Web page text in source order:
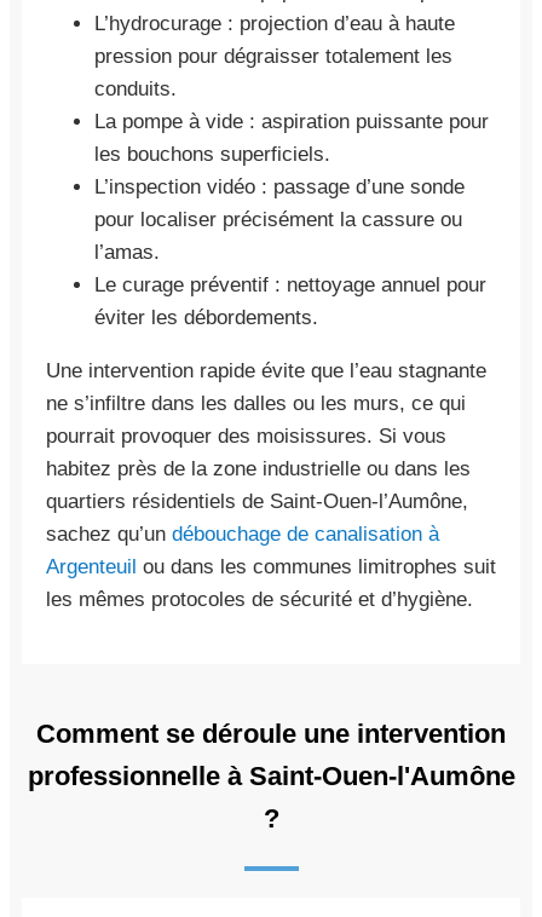
L’hydrocurage : projection d’eau à haute
pression pour dégraisser totalement les
conduits.
La pompe à vide : aspiration puissante pour
les bouchons superficiels.
L’inspection vidéo : passage d’une sonde
pour localiser précisément la cassure ou
l’amas.
Le curage préventif : nettoyage annuel pour
éviter les débordements.
Une intervention rapide évite que l’eau stagnante
ne s’infiltre dans les dalles ou les murs, ce qui
pourrait provoquer des moisissures. Si vous
habitez près de la zone industrielle ou dans les
quartiers résidentiels de Saint-Ouen-l’Aumône,
sachez qu’un débouchage de canalisation à
Argenteuil ou dans les communes limitrophes suit
les mêmes protocoles de sécurité et d’hygiène.
Comment se déroule une intervention
professionnelle à Saint-Ouen-l'Aumône
?